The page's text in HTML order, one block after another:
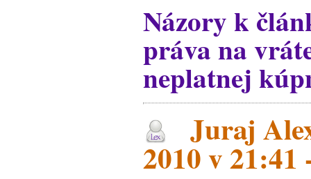
Názory k
práva na
neplatnej
Juraj
2010 v